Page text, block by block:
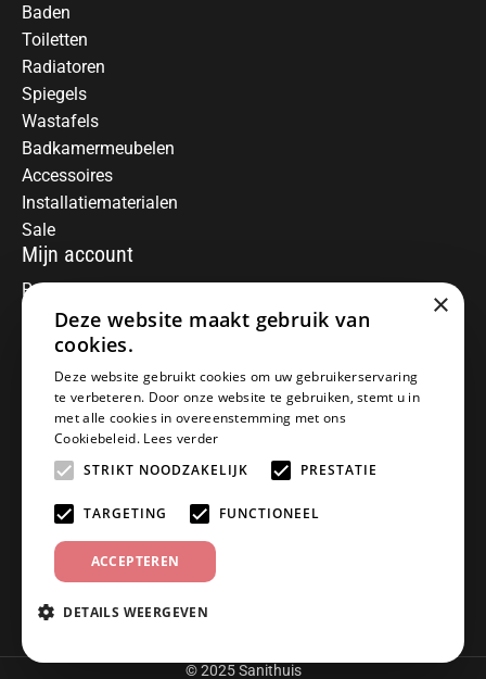
Baden
Toiletten
Radiatoren
Spiegels
Wastafels
Badkamermeubelen
Accessoires
Installatiematerialen
Sale
Mijn account
Registreren
Mijn bestellingen
Informatie
Over ons
Algemene voorwaarden
Disclaimer
Privacy Policy
Betaalmethoden
Retourneren
Klantenservice
Offerte aanvragen
Contact
© 2025 Sanithuis
×
Deze website maakt gebruik van
cookies.
Deze website gebruikt cookies om uw gebruikerservaring
te verbeteren. Door onze website te gebruiken, stemt u in
met alle cookies in overeenstemming met ons
Cookiebeleid. Lees verder
STRIKT NOODZAKELIJK
PRESTATIE
TARGETING FUNCTIONEEL
ACCEPTEREN
DETAILS WEERGEVEN